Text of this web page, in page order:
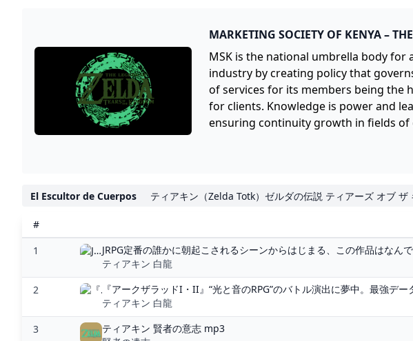
MARKETING SOCIETY OF KENYA –
MSK is the national umbrella body
industry by creating policy that
of services for its members being the
for clients. Knowledge is power and
ensuring continuity growth in fields of
El Escultor de Cuerpos ティアキン（Zelda Totk）ゼルダの伝説 ティアーズ オブ
#
1
JRPG定番の誰かに朝起こされるシーンからはじまる、この作品はなん
ティアキン 白龍
2
『アークザラッドI・II』“光と音のRPG”のバトル演出に夢中。最強デー
ティアキン 白龍
3
ティアキン 賢者の意志 mp3